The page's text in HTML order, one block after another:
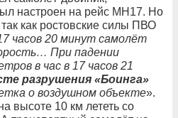
настроен на рейс МН17. Но
как ростовские силы ПВО
часов 20 минут самолёт
При падении
в час в 17 часов 21
разрушения «Боинга»
о воздушном объекте».
высоте 10 км лететь со